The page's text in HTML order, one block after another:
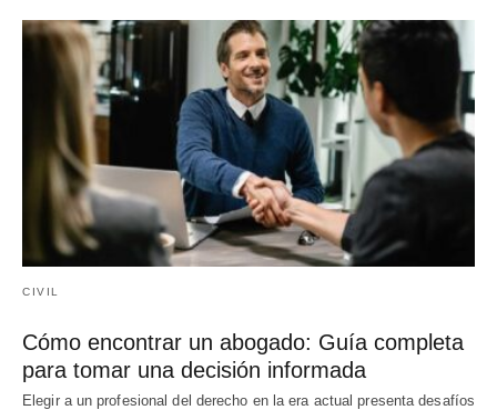
CIVIL
Cómo encontrar un abogado: Guía completa
para tomar una decisión informada
Elegir a un profesional del derecho en la era actual presenta desafíos